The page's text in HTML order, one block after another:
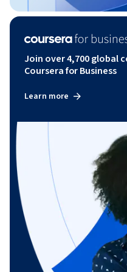
Join over 4,700 global
Coursera for Business
Learn more